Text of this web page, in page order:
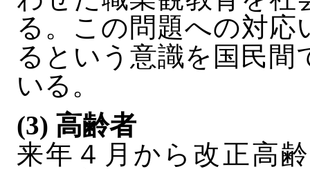
る。この問題への対
るという意識を国民
いる。
(3) 高齢者
来年４月から改正高